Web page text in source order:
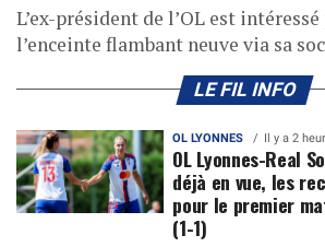
L’ex-président de l’OL est
l’enceinte flambant neuve via sa
LE FIL INFO
OL LYONNES Il y a 2
OL Lyonnes-Real
déjà en vue, les
pour le premier
(1-1)